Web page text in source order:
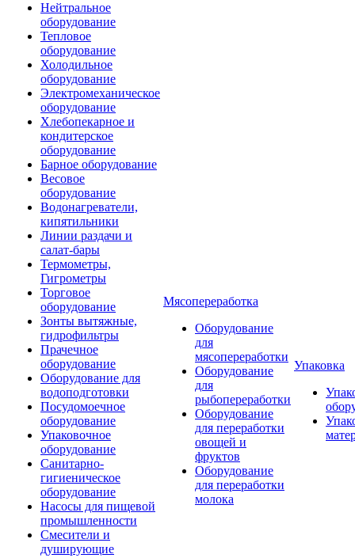
Нейтральное
оборудование
Тепловое
оборудование
Холодильное
оборудование
Электромеханическое
оборудование
Хлебопекарное и
кондитерское
оборудование
Барное оборудование
Весовое
оборудование
Водонагреватели,
кипятильники
Линии раздачи и
салат-бары
Термометры,
Гигрометры
Торговое
оборудование
Зонты вытяжные,
гидрофильтры
Прачечное
оборудование
Оборудование для
водоподготовки
Посудомоечное
оборудование
Упаковочное
оборудование
Санитарно-
гигиеническое
оборудование
Насосы для пищевой
промышленности
Смесители и
душирующие
Мясопереработка
Оборудование
для
мясопереработки
Оборудование
для
рыбопереработки
Оборудование
для переработки
овощей и
фруктов
Оборудование
для переработки
молока
Упаковка